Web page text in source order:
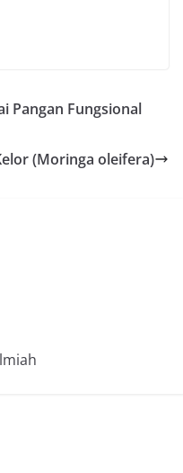
Pangan Fungsional
(Moringa oleifera)